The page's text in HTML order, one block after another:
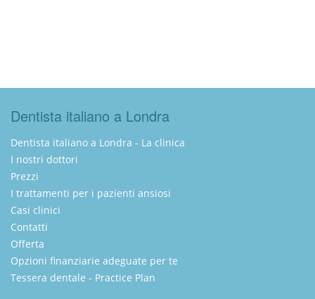
Dentista italiano a Londra
Dentista italiano a Londra - La clinica
I nostri dottori
Prezzi
I trattamenti per i pazienti ansiosi
Casi clinici
Contatti
Offerta
Opzioni finanziarie adeguate per te
Tessera dentale - Practice Plan